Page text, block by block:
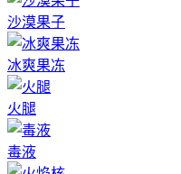
沙漠果子
冰爽果冻
火腿
毒液